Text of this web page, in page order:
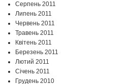
Серпень 2011
Липень 2011
Червень 2011
Травень 2011
Квітень 2011
Березень 2011
Лютий 2011
Січень 2011
Грудень 2010